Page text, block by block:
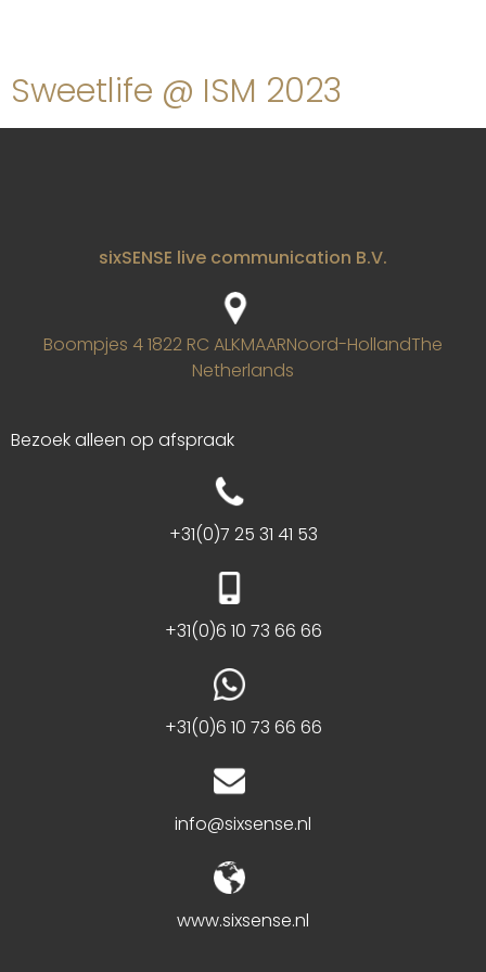
Sweetlife @ ISM 2023
sixSENSE live communication B.V.
Boompjes 41822 RC ALKMAARNoord-HollandThe
Netherlands
Bezoek alleen op afspraak
+31(0)7 25 31 41 53
+31(0)6 10 73 66 66
+31(0)6 10 73 66 66
info@sixsense.nl
www.sixsense.nl